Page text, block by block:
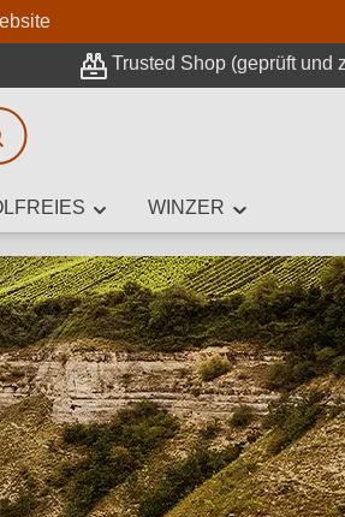
Trusted Shop (geprüft und
WINZER
Suche